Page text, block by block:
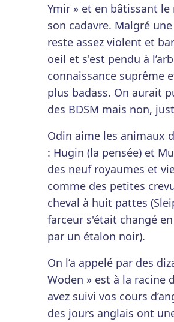
Ymir » et en bâtissant
son cadavre. Malgré
reste assez violent et
oeil et s'est pendu à
connaissance suprême
plus badass. On aurait
des BDSM mais non,
Odin aime les animaux
: Hugin (la pensée) et
des neuf royaumes et
comme des petites
cheval à huit pattes
farceur s'était changé
par un étalon noir).
On l’a appelé par des
Woden » est à la racine
avez suivi vos cours
des jours anglais ont